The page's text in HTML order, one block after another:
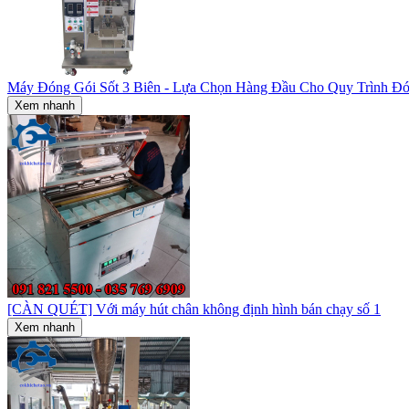
Máy Đóng Gói Sốt 3 Biên - Lựa Chọn Hàng Đầu Cho Quy Trình
Xem nhanh
[CÀN QUÉT] Với máy hút chân không định hình bán chạy số 1
Xem nhanh